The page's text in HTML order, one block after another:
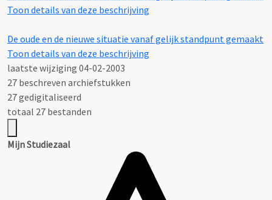
Toon details van deze beschrijving
De oude en de nieuwe situatie vanaf gelijk standpunt gemaakt
Toon details van deze beschrijving
laatste wijziging 04-02-2003
27 beschreven archiefstukken
27 gedigitaliseerd
totaal 27 bestanden
Mijn Studiezaal